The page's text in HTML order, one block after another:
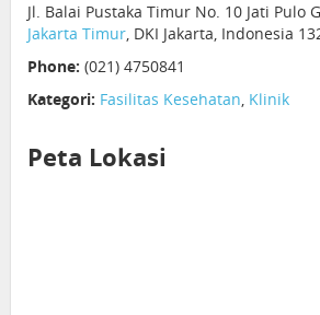
Jl. Balai Pustaka Timur No. 10 Jati Pulo
Jakarta Timur, DKI Jakarta, Indonesia
Phone: (021) 4750841
Kategori: Fasilitas Kesehatan, Klinik
Peta Lokasi